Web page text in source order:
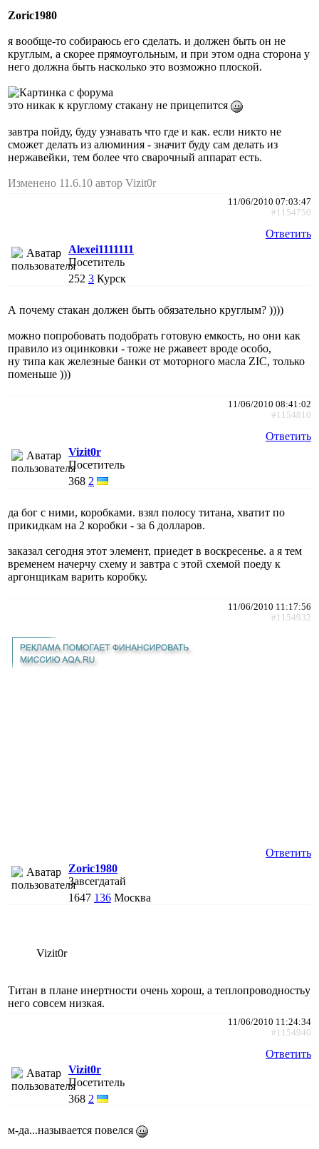
Zoric1980
я вообще-то собираюсь его сделать. и должен быть он не
круглым, а скорее прямоугольным, и при этом одна сторона у
него должна быть насколько это возможно плоской.
это никак к круглому стакану не прицепится
завтра пойду, буду узнавать что где и как. если никто не
сможет делать из алюминия - значит буду сам делать из
нержавейки, тем более что сварочный аппарат есть.
Изменено 11.6.10 автор Vizit0r
11/06/2010 07:03:47
#1154750
Ответить
Alexei1111111
Посетитель
252 3 Курск
А почему стакан должен быть обязательно круглым? ))))
можно попробовать подобрать готовую емкость, но они как
правило из оцинковки - тоже не ржавеет вроде особо,
ну типа как железные банки от моторного масла ZIC, только
поменьше )))
11/06/2010 08:41:02
#1154810
Ответить
Vizit0r
Посетитель
368 2
да бог с ними, коробками. взял полосу титана, хватит по
прикидкам на 2 коробки - за 6 долларов.
заказал сегодня этот элемент, приедет в воскресенье. а я тем
временем начерчу схему и завтра с этой схемой поеду к
аргонщикам варить коробку.
11/06/2010 11:17:56
#1154932
Ответить
Zoric1980
Завсегдатай
1647 136 Москва
Vizit0r
Титан в плане инертности очень хорош, а теплопроводностьу
него совсем низкая.
11/06/2010 11:24:34
#1154940
Ответить
Vizit0r
Посетитель
368 2
м-да...называется повелся